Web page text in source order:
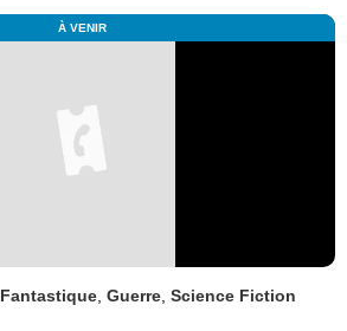
À VENIR
Fantastique Guerre Science Fiction